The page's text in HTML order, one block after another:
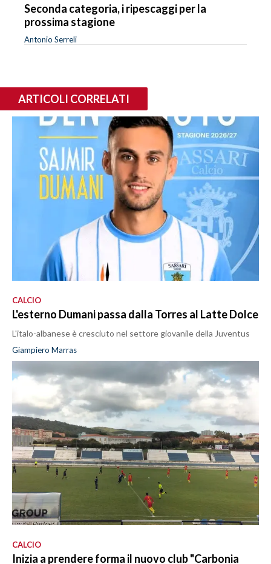
Seconda categoria, i ripescaggi per la
prossima stagione
Antonio Serreli
ARTICOLI CORRELATI
CALCIO
L'esterno Dumani passa dalla Torres al Latte Dolce
L'italo-albanese è cresciuto nel settore giovanile della Juventus
Giampiero Marras
CALCIO
Inizia a prendere forma il nuovo club "Carbonia